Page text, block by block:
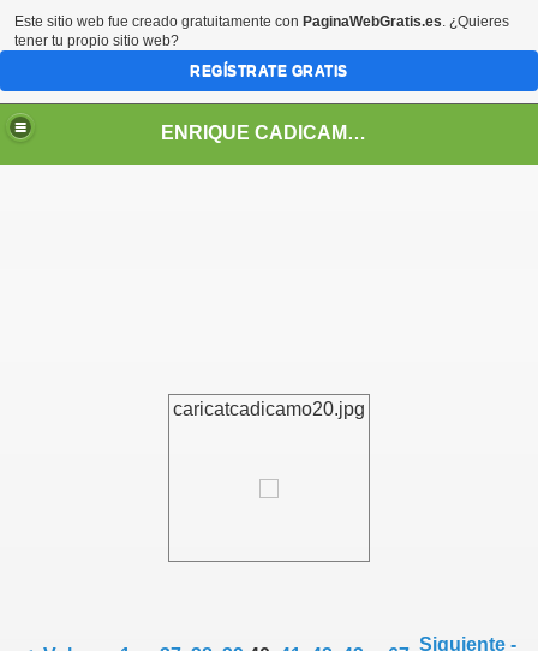
ENRIQUE CADICAMO: VIDA Y OBRA
caricatcadicamo20.jpg
Siguiente -
Este sitio web fue creado gratuitamente con PaginaWebGratis.es. ¿Quieres
tener tu propio sitio web?
REGÍSTRATE GRATIS